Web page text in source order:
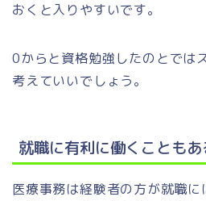
おくと入りやすいです。
0からと資格勉強したのとでは
考えていいでしょう。
就職に有利に働くこともあ
医療事務は経験者の方が就職